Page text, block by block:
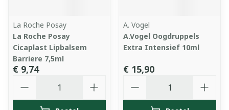
La Roche Posay
La Roche Posay
Cicaplast Lipbalsem
Barriere 7,5ml
€ 9,74
A. Vogel
A.Vogel Oogdruppels
Extra Intensief 10ml
€ 15,90